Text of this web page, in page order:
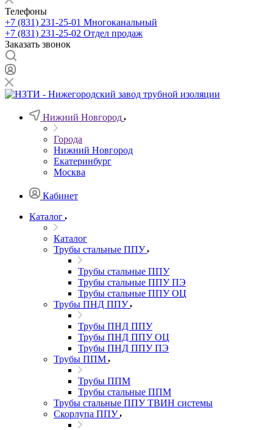
Телефоны
+7 (831) 231-25-01 Многоканальный
+7 (831) 231-25-02 Отдел продаж
Заказать звонок
Нижний Новгород
Города
Нижний Новгород
Екатеринбург
Москва
Кабинет
Каталог
Каталог
Трубы стальные ППУ
Трубы стальные ППУ
Трубы стальные ППУ ПЭ
Трубы стальные ППУ ОЦ
Трубы ПНД ППУ
Трубы ПНД ППУ
Трубы ПНД ППУ ОЦ
Трубы ПНД ППУ ПЭ
Трубы ППМ
Трубы ППМ
Трубы стальные ППМ
Трубы стальные ППУ ТВИН системы
Скорлупа ППУ